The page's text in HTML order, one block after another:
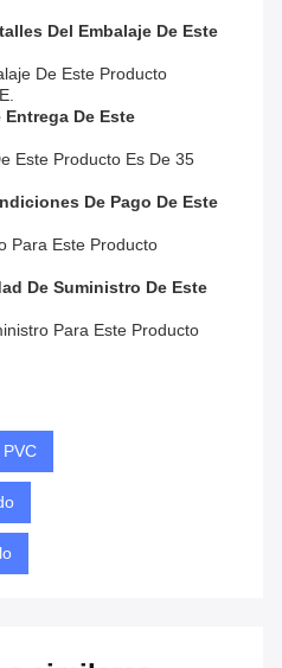
Del Embalaje De Este
De Este Producto
Entrega De Este
Este Producto Es De 35
De Pago De Este
Para Este Producto
De Suministro De Este
Para Este Producto